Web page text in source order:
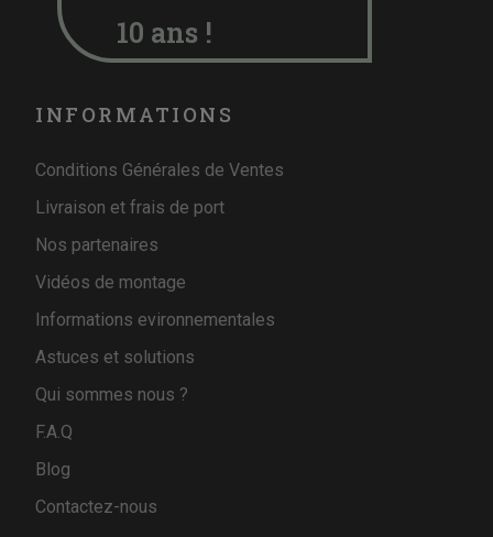
10 ans !
INFORMATIONS
Conditions Générales de Ventes
Livraison et frais de port
Nos partenaires
Vidéos de montage
Informations evironnementales
Astuces et solutions
Qui sommes nous ?
F.A.Q
Blog
Contactez-nous